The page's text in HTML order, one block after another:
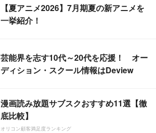
【夏アニメ2026】7月期夏の新アニメを
一挙紹介！
芸能界を志す10代～20代を応援！ オー
ディション・スクール情報はDeview
漫画読み放題サブスクおすすめ11選【徹
底比較】
オリコン顧客満足度ランキング